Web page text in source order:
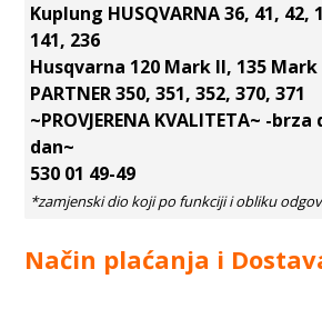
Kuplung HUSQVARNA 36, 41, 42,
141, 236
Husqvarna 120 Mark II, 135 Mark
PARTNER 350, 351, 352, 370, 371
~PROVJERENA KVALITETA~ -
dan~
530 01 49-49
Način plaćanja i